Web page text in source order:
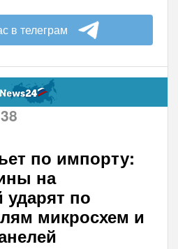
в телеграм
по импорту:
на
по
микросхем и